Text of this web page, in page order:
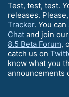
Test, test, test.
releases.
Tracker. You
Chat and join
8.5 Beta Forum,
catch us on
know what you
announcements